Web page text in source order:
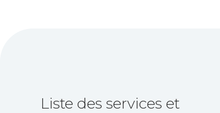
Liste des services et